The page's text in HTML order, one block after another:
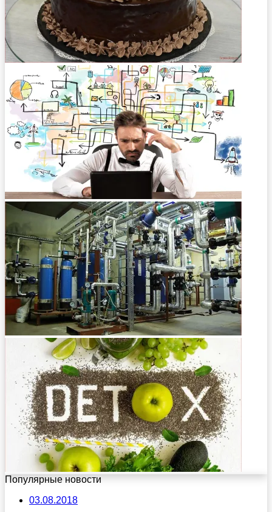
Популярные новости
03.08.2018